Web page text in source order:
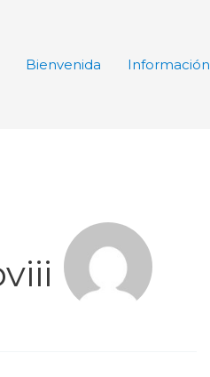
Bienvenida Información